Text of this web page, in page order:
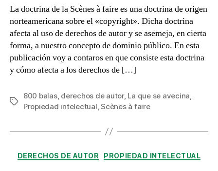
La doctrina de la Scènes à faire es una doctrina de origen
norteamericana sobre el «copyright». Dicha doctrina
afecta al uso de derechos de autor y se asemeja, en cierta
forma, a nuestro concepto de dominio público. En esta
publicación voy a contaros en que consiste esta doctrina
y cómo afecta a los derechos de […]
Etiquetas
800 balas, derechos de autor, La que se avecina
Propiedad intelectual ,Scènes à faire
Categorías
DERECHOS DE AUTOR PROPIEDAD INTELECTUAL